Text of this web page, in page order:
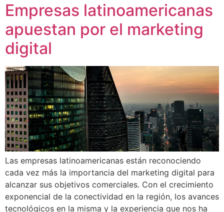
Empresas latinoamericanas
apuestan por el marketing
digital
Las empresas latinoamericanas están reconociendo
cada vez más la importancia del marketing digital para
alcanzar sus objetivos comerciales. Con el crecimiento
exponencial de la conectividad en la región, los avances
tecnológicos en la misma y la experiencia que nos ha